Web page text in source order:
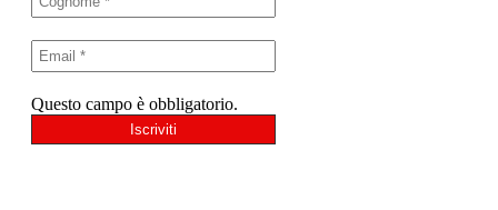
Questo campo è obbligatorio.